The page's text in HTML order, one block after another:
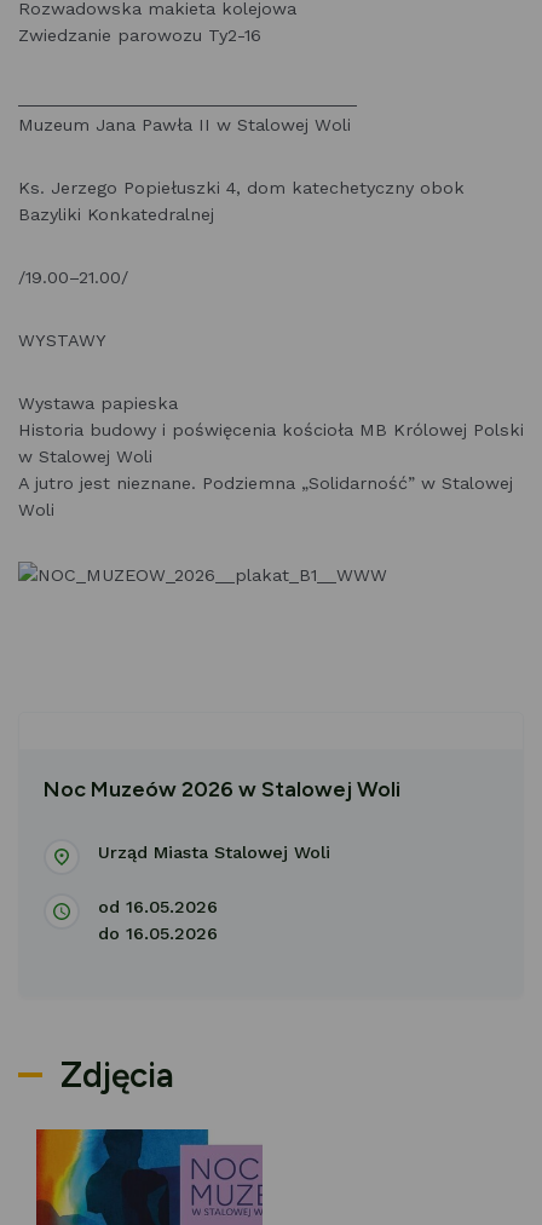
Rozwadowska makieta kolejowa
Zwiedzanie parowozu Ty2-16
Muzeum Jana Pawła II w Stalowej Woli
Ks. Jerzego Popiełuszki 4, dom katechetyczny obok
Bazyliki Konkatedralnej
/19.00–21.00/
WYSTAWY
Wystawa papieska
Historia budowy i poświęcenia kościoła MB Królowej Polski
w Stalowej Woli
A jutro jest nieznane. Podziemna „Solidarność” w Stalowej
Woli
Noc Muzeów 2026 w Stalowej Woli
Urząd Miasta Stalowej Woli
od 16.05.2026
do 16.05.2026
Zdjęcia